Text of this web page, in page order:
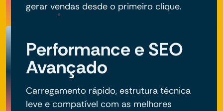
gerar vendas desde o primeiro clique.
Performance e SEO
Avançado
Carregamento rápido, estrutura técnica
leve e compatível com as melhores